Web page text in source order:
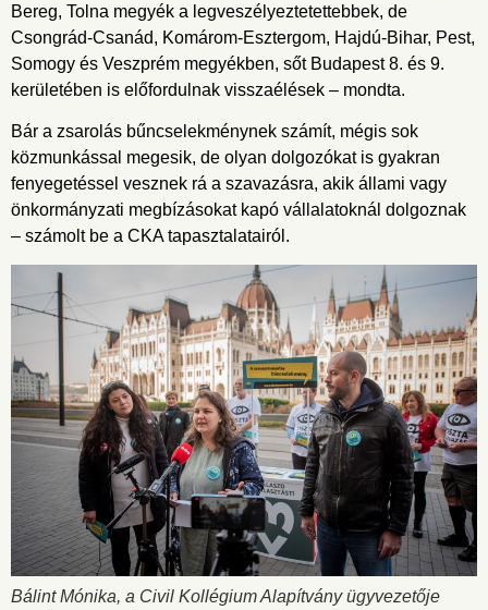
Bereg, Tolna megyék a legveszélyeztetettebbek, de
Csongrád-Csanád, Komárom-Esztergom, Hajdú-Bihar, Pest,
Somogy és Veszprém megyékben, sőt Budapest 8. és 9.
kerületében is előfordulnak visszaélések – mondta.
Bár a zsarolás bűncselekménynek számít, mégis sok
közmunkással megesik, de olyan dolgozókat is gyakran
fenyegetéssel vesznek rá a szavazásra, akik állami vagy
önkormányzati megbízásokat kapó vállalatoknál dolgoznak
– számolt be a CKA tapasztalatairól.
Bálint Mónika, a Civil Kollégium Alapítvány ügyvezetője